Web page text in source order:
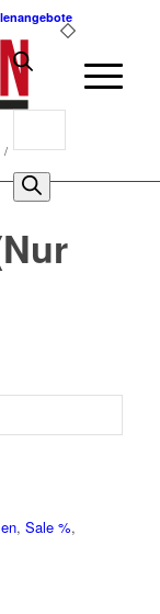
0
/
, Sale %,